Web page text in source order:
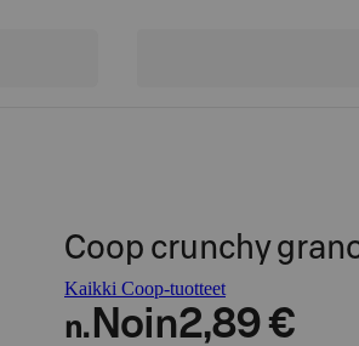
Coop crunchy
Kaikki Coop-tuotteet
n. Noin2,89 €